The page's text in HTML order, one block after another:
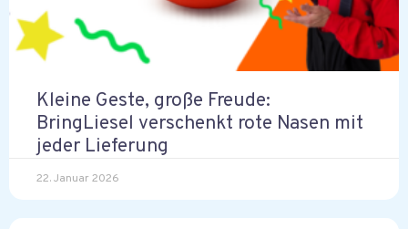
Kleine Geste, große Freude:
BringLiesel verschenkt rote Nasen mit
jeder Lieferung
22. Januar 2026